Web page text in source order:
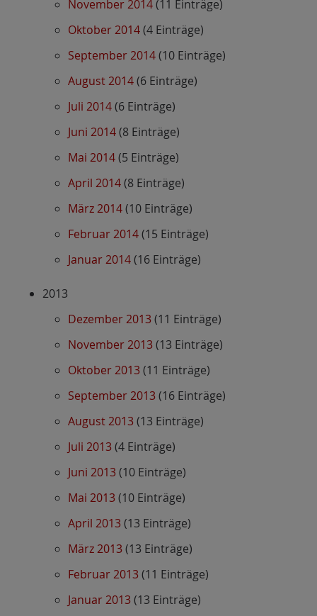
November 2014(11 Einträge)
Oktober 2014(4 Einträge)
September 2014(10 Einträge)
August 2014(6 Einträge)
Juli 2014(6 Einträge)
Juni 2014(8 Einträge)
Mai 2014(5 Einträge)
April 2014(8 Einträge)
März 2014(10 Einträge)
Februar 2014(15 Einträge)
Januar 2014(16 Einträge)
2013
Dezember 2013(11 Einträge)
November 2013(13 Einträge)
Oktober 2013(11 Einträge)
September 2013(16 Einträge)
August 2013(13 Einträge)
Juli 2013(4 Einträge)
Juni 2013(10 Einträge)
Mai 2013(10 Einträge)
April 2013(13 Einträge)
März 2013(13 Einträge)
Februar 2013(11 Einträge)
Januar 2013(13 Einträge)